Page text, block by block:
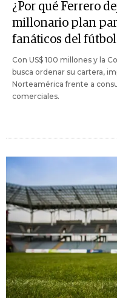
¿Por qué Ferrero
millonario plan
fanáticos del fútbol
Con US$ 100 millones y la
busca ordenar su cartera,
Norteamérica frente a
comerciales.